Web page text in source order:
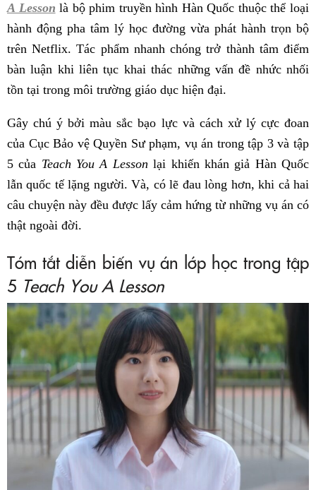
A Lesson là bộ phim truyền hình Hàn Quốc thuộc thể loại
hành động pha tâm lý học đường vừa phát hành trọn bộ
trên Netflix. Tác phẩm nhanh chóng trở thành tâm điểm
bàn luận khi liên tục khai thác những vấn đề nhức nhối
tồn tại trong môi trường giáo dục hiện đại.
Gây chú ý bởi màu sắc bạo lực và cách xử lý cực đoan
của Cục Bảo vệ Quyền Sư phạm, vụ án trong tập 3 và tập
5 của Teach You A Lesson lại khiến khán giả Hàn Quốc
lẫn quốc tế lặng người. Và, có lẽ đau lòng hơn, khi cả hai
câu chuyện này đều được lấy cảm hứng từ những vụ án có
thật ngoài đời.
Tóm tắt diễn biến vụ án lớp học trong tập
5 Teach You A Lesson